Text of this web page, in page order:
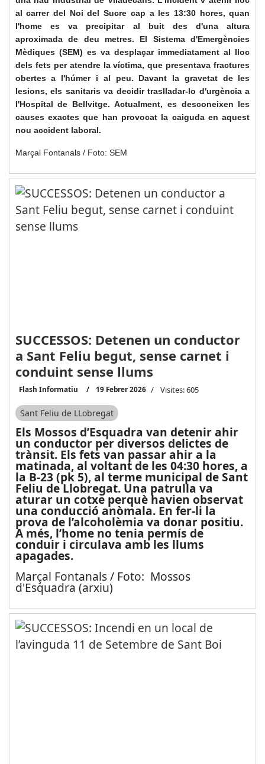
al carrer del Noi del Sucre cap a les 13:30 hores, quan
l'home es va precipitar al buit des d'una altura
aproximada de deu metres. El Sistema d'Emergències
Mèdiques (SEM) es va desplaçar immediatament al lloc
dels fets per atendre la víctima, que presentava fractures
obertes a l'húmer i al peu. Davant la gravetat de les
lesions, els sanitaris va decidir traslladar-lo d'urgència a
l'Hospital de Bellvitge. Actualment, es desconeixen les
causes exactes que han provocat la caiguda en aquest
nou accident laboral.
Marçal Fontanals / Foto: SEM
SUCCESSOS: Detenen un conductor
a Sant Feliu begut, sense carnet i
conduint sense llums
Flash Informatiu 19 Febrer 2026 Visites: 605
Sant Feliu de LLobregat
Els Mossos d’Esquadra van detenir ahir
un conductor per diversos delictes de
trànsit. Els fets van passar ahir a la
matinada, al voltant de les 04:30 hores, a
la B-23 (pk 5), al terme municipal de Sant
Feliu de Llobregat. Una patrulla va
aturar un cotxe perquè havien observat
una conducció anòmala. En fer-li la
prova de l’alcoholèmia va donar positiu.
A més, l’home no tenia permís de
conduir i circulava amb les llums
apagades.
Marçal Fontanals / Foto: Mossos
d'Esquadra (arxiu)